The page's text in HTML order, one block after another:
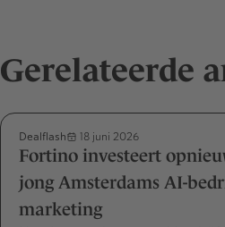
Gerelateerde
Dealflash 18 juni 2026
Fortino investeert
jong Amsterdams AI-
marketing